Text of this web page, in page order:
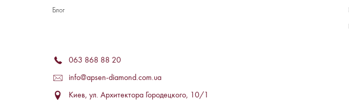
Блог
063 868 88 20
info@apsen-diamond.com.ua
Киев, ул. Архитектора Городецкого, 10/1